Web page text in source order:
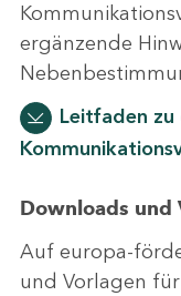
ergänzende
Leitfaden
Downloads und
Auf europa-
und Vorlagen für